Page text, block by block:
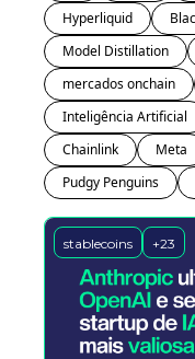
Hyperliquid
Model Distillation
mercados onchain
Inteligência Artificial
Chainlink
Meta
Pudgy Penguins
stablecoins +23